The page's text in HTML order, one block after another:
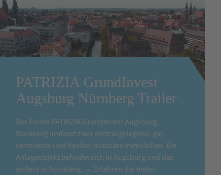
PATRIZIA GrundInvest
Augsburg Nürnberg Trailer
Der Fonds PATRIZIA GrundInvest Augsburg
Nürnberg umfasst zwei zentral gelegene, gut
vermietete und flexibel nutzbare Immobilien. Ein
Anlageobjekt befindet sich in Augsburg und das
andere in Nürnberg. → Erfahren Sie mehr!